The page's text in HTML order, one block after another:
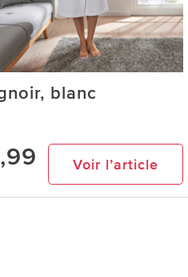
blanc
Voir l’article